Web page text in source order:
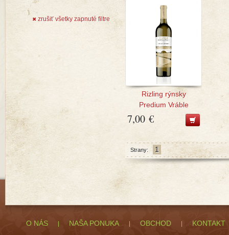
✖ zrušiť všetky zapnuté filtre
Rizling rýnsky
Predium Vráble
7,00 €
Strany: 1
O NÁS NAŠA PONUKA OBCHOD KONTAKT